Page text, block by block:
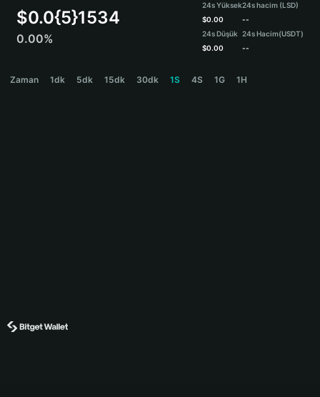
Español
Español (Argentina)
$0.0{5}1534
0.00%
24s Yüksek
$0.00
24s Düşük
$0.00
24s hacim (LSD)
--
24s Hacim(USDT)
--
Zaman 1dk 5dk 15dk 30dk 1S 4S 1G 1H